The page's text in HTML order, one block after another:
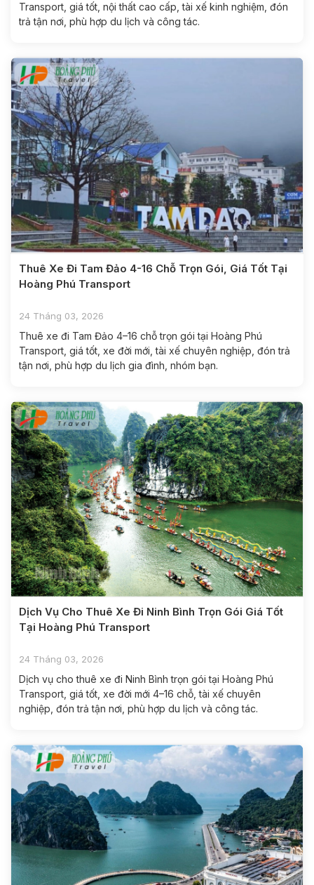
Transport, giá tốt, nội thất cao cấp, tài xế kinh nghiệm, đón
trả tận nơi, phù hợp du lịch và công tác.
Thuê Xe Đi Tam Đảo 4-16 Chỗ Trọn Gói, Giá Tốt Tại
Hoàng Phú Transport
24 Tháng 03, 2026
Thuê xe đi Tam Đảo 4–16 chỗ trọn gói tại Hoàng Phú
Transport, giá tốt, xe đời mới, tài xế chuyên nghiệp, đón trả
tận nơi, phù hợp du lịch gia đình, nhóm bạn.
Dịch Vụ Cho Thuê Xe Đi Ninh Bình Trọn Gói Giá Tốt
Tại Hoàng Phú Transport
24 Tháng 03, 2026
Dịch vụ cho thuê xe đi Ninh Bình trọn gói tại Hoàng Phú
Transport, giá tốt, xe đời mới 4–16 chỗ, tài xế chuyên
nghiệp, đón trả tận nơi, phù hợp du lịch và công tác.